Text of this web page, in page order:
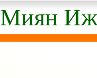
Миян